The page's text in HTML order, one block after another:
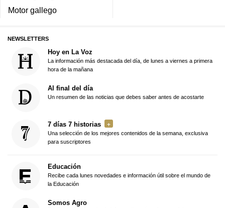
Motor gallego
NEWSLETTERS
Hoy en La Voz
La información más destacada del día, de lunes a viernes a primera
hora de la mañana
Al final del día
Un resumen de las noticias que debes saber antes de acostarte
7 días 7 historias
Una selección de los mejores contenidos de la semana, exclusiva
para suscriptores
Educación
Recibe cada lunes novedades e información útil sobre el mundo de
la Educación
Somos Agro